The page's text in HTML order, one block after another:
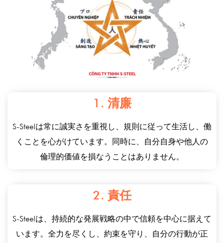
1. 清廉
S-Steelは常に誠実さを重視し、規則に従って生活し、働
くことを心がけています。同時に、自分自身や他人の
倫理的価値を損なうことはありません。
2. 責任
S-Steelは、持続的な発展戦略の中で信頼を中心に据えて
います。全力を尽くし、約束を守り、自分の行動が正